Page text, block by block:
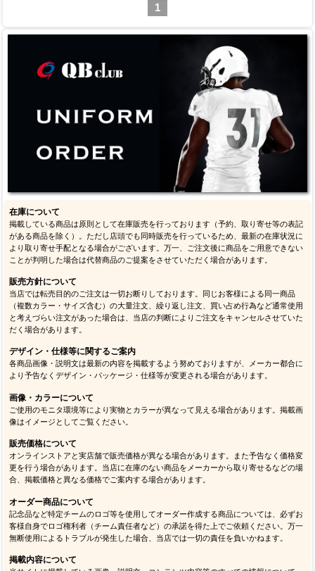
1
在庫について
掲載している商品は原則として在庫販売を行っております（予約、取り寄せ等の表記
がある商品を除く）。ただし店頭でも同時販売を行っているため、最新の在庫状況に
より取り寄せ手配となる場合がございます。万一、ご注文後に商品をご用意できない
ことが判明した場合は代替商品のご提案をさせていただく場合があります。
販売方針について
当店では転売目的のご注文は一切お断りしております。同じお客様による同一商品
（複数カラー・サイズ含む）の大量注文、繰り返し注文、買い占め行為など通常使用
と考えづらい注文があった場合は、当店の判断によりご注文をキャンセルさせていた
だく場合があります。
デザイン・仕様等に関するご案内
各商品画像・説明文は最新の内容を掲載するよう努めておりますが、メーカー都合に
より予告なくデザイン・パッケージ・仕様等が変更される場合があります。
画像・カラーについて
ご使用のモニタ環境等により実物とカラーが異なって見える場合があります。掲載画
像はイメージとしてご覧ください。
販売価格について
オンラインストアと実店舗で販売価格が異なる場合があります。また予告なく価格変
更を行う場合があります。当店に在庫のない商品をメーカーから取り寄せるなどの場
合、掲載価格と異なる価格でご案内する場合があります。
オーダー商品について
記念品など特定チームのロゴ等を使用してオーダー作成する商品については、必ずお
客様自身でロゴ権利者（チーム責任者など）の承諾を得た上でご依頼ください。万一
無断使用によるトラブルが発生した場合、当店では一切の責任を負いかねます。
掲載内容について